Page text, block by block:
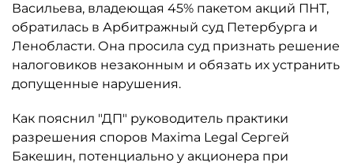
Васильева, владеющая 45% пакетом акций ПНТ,
обратилась в Арбитражный суд Петербурга и
Ленобласти. Она просила суд признать решение
налоговиков незаконным и обязать их устранить
допущенные нарушения.
Как пояснил "ДП" руководитель практики
разрешения споров Maxima Legal Сергей
Бакешин, потенциально у акционера при